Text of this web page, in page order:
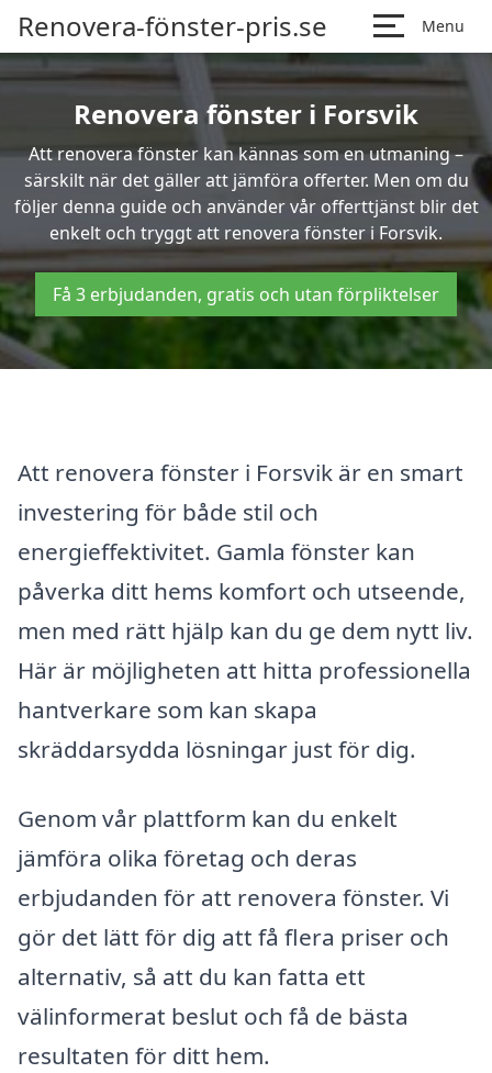
Renovera-fönster-pris.se Menu
Renovera fönster i Forsvik
Att renovera fönster kan kännas som en utmaning –
särskilt när det gäller att jämföra offerter. Men om du
följer denna guide och använder vår offerttjänst blir det
enkelt och tryggt att renovera fönster i Forsvik.
Få 3 erbjudanden, gratis och utan förpliktelser
Att renovera fönster i Forsvik är en smart
investering för både stil och
energieffektivitet. Gamla fönster kan
påverka ditt hems komfort och utseende,
men med rätt hjälp kan du ge dem nytt liv.
Här är möjligheten att hitta professionella
hantverkare som kan skapa
skräddarsydda lösningar just för dig.
Genom vår plattform kan du enkelt
jämföra olika företag och deras
erbjudanden för att renovera fönster. Vi
gör det lätt för dig att få flera priser och
alternativ, så att du kan fatta ett
välinformerat beslut och få de bästa
resultaten för ditt hem.